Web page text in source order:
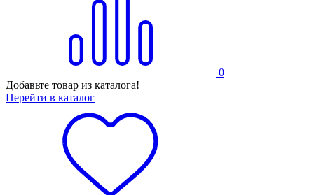
0
Добавьте товар из каталога!
Перейти в каталог